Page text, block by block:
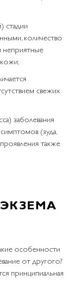
стадии
количество
неприятные
свежих
заболевания
(зуда,
также
особенности
от другого?
принципиальная